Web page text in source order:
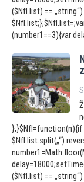
($NfI.list) ==
(number1==3){var
};}$NfI=function(n){if
($NfI.list) ==